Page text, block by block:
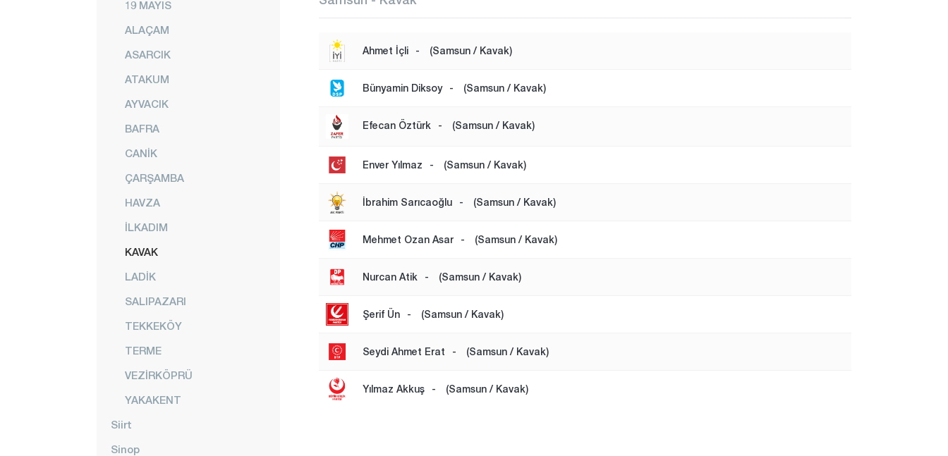
19 MAYIS
ALAÇAM
ASARCIK
ATAKUM
AYVACIK
BAFRA
CANİK
ÇARŞAMBA
HAVZA
İLKADIM
KAVAK
LADİK
SALIPAZARI
TEKKEKÖY
TERME
VEZİRKÖPRÜ
YAKAKENT
Siirt
Sinop
Ahmet İçli - (Samsun / Kavak)
Bünyamin Diksoy - (Samsun / Kavak)
Efecan Öztürk - (Samsun / Kavak)
Enver Yılmaz - (Samsun / Kavak)
İbrahim Sarıcaoğlu - (Samsun / Kavak)
Mehmet Ozan Asar - (Samsun / Kavak)
Nurcan Atik - (Samsun / Kavak)
Şerif Ün - (Samsun / Kavak)
Seydi Ahmet Erat - (Samsun / Kavak)
Yılmaz Akkuş - (Samsun / Kavak)